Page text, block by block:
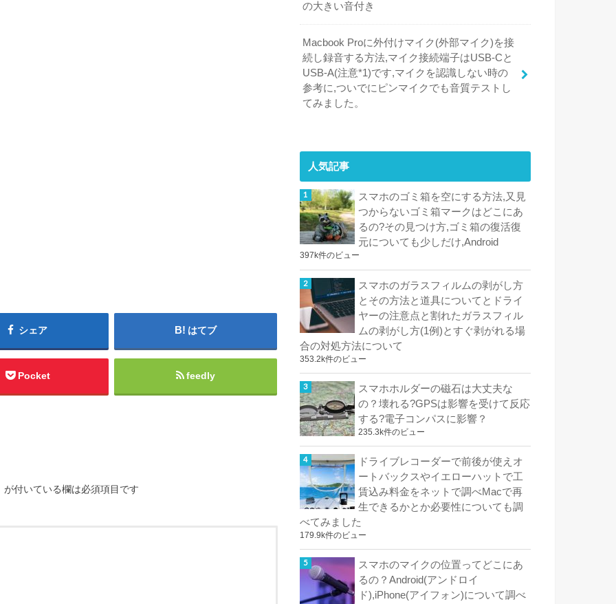
シェア はてブ
Pocket feedly
が付いている欄は必須項目です
の大きい音付き
Macbook Proに外付けマイク(外部マイク)を接
続し録音する方法,マイク接続端子はUSB-Cと
USB-A(注意*1)です,マイクを認識しない時の
参考に,ついでにピンマイクでも音質テストし
てみました。
人気記事
スマホのゴミ箱を空にする方法,又見
つからないゴミ箱マークはどこにあ
るの?その見つけ方,ゴミ箱の復活復
元についても少しだけ,Android
397k件のビュー
スマホのガラスフィルムの剥がし方
とその方法と道具についてとドライ
ヤーの注意点と割れたガラスフィル
ムの剥がし方(1例)とすぐ剥がれる場
合の対処方法について
353.2k件のビュー
スマホホルダーの磁石は大丈夫な
の？壊れる?GPSは影響を受けて反応
する?電子コンパスに影響？
235.3k件のビュー
ドライブレコーダーで前後が使えオ
ートバックスやイエローハットで工
賃込み料金をネットで調べMacで再
生できるかとか必要性についても調
べてみました
179.9k件のビュー
スマホのマイクの位置ってどこにあ
るの？Android(アンドロイ
ド),iPhone(アイフォン)について調べ